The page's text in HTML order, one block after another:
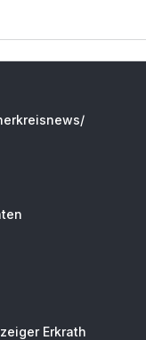
Erkrath